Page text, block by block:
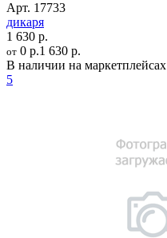
Арт. 17733
дикаря
1 630 р.
от 0 р.1 630 р.
В наличии на маркетплейсах
5